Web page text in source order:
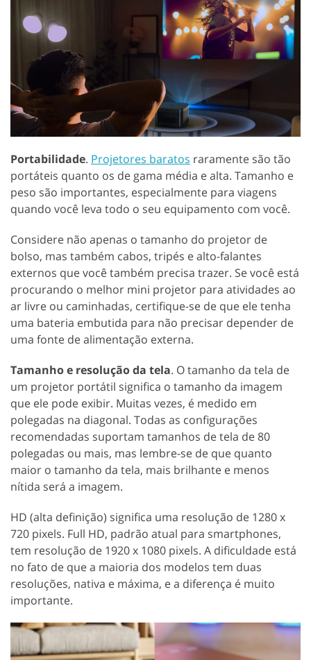
Portabilidade. Projetores baratos raramente são tão
portáteis quanto os de gama média e alta. Tamanho e
peso são importantes, especialmente para viagens
quando você leva todo o seu equipamento com você.
Considere não apenas o tamanho do projetor de
bolso, mas também cabos, tripés e alto-falantes
externos que você também precisa trazer. Se você está
procurando o melhor mini projetor para atividades ao
ar livre ou caminhadas, certifique-se de que ele tenha
uma bateria embutida para não precisar depender de
uma fonte de alimentação externa.
Tamanho e resolução da tela. O tamanho da tela de
um projetor portátil significa o tamanho da imagem
que ele pode exibir. Muitas vezes, é medido em
polegadas na diagonal. Todas as configurações
recomendadas suportam tamanhos de tela de 80
polegadas ou mais, mas lembre-se de que quanto
maior o tamanho da tela, mais brilhante e menos
nítida será a imagem.
HD (alta definição) significa uma resolução de 1280 x
720 pixels. Full HD, padrão atual para smartphones,
tem resolução de 1920 x 1080 pixels. A dificuldade está
no fato de que a maioria dos modelos tem duas
resoluções, nativa e máxima, e a diferença é muito
importante.